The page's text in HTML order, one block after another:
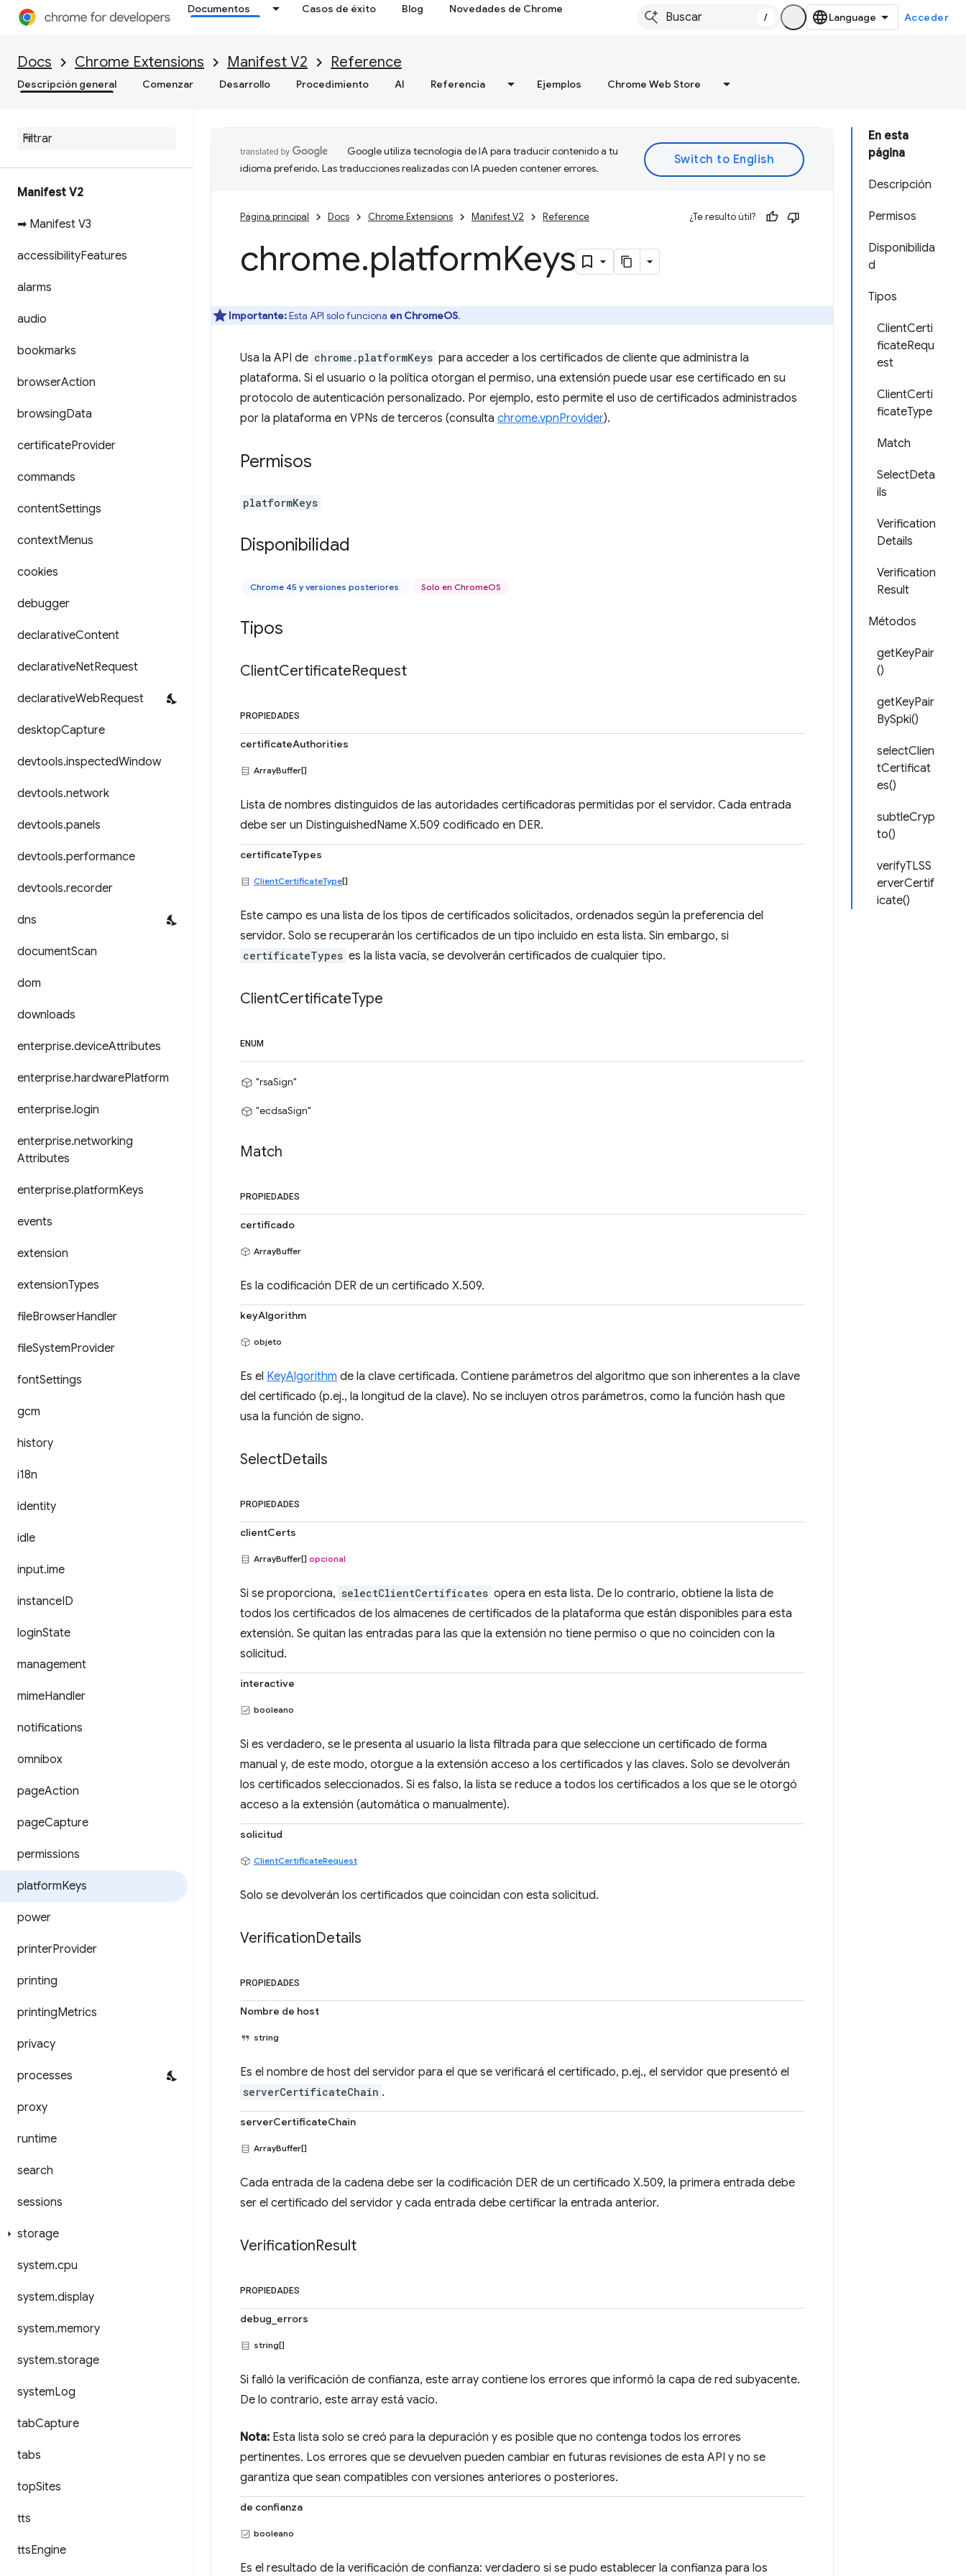
Documentos Casos de éxito Blog Novedades de Chrome
/ Acceder
Docs Chrome Extensions Manifest V2 Reference
Descripción general Comenzar Desarrollo Procedimiento AI Referencia Ejemplos Chrome Web Store
Manifest V2
➡ Manifest V3
accessibilityFeatures
alarms
audio
bookmarks
browserAction
browsingData
certificateProvider
commands
contentSettings
contextMenus
cookies
debugger
declarativeContent
declarativeNetRequest
declarativeWebRequest
desktopCapture
devtools.inspectedWindow
devtools.network
devtools.panels
devtools.performance
devtools.recorder
dns
documentScan
dom
downloads
enterprise.deviceAttributes
enterprise.hardwarePlatform
enterprise.login
enterprise.networking
Attributes
enterprise.platformKeys
events
extension
extensionTypes
fileBrowserHandler
fileSystemProvider
fontSettings
gcm
history
i18n
identity
idle
input.ime
instanceID
loginState
management
mimeHandler
notifications
omnibox
pageAction
pageCapture
permissions
platformKeys
power
printerProvider
printing
printingMetrics
privacy
processes
proxy
runtime
search
sessions
storage
system.cpu
system.display
system.memory
system.storage
systemLog
tabCapture
tabs
topSites
tts
ttsEngine
En esta
página
Descripción
Permisos
Disponibilida
d
Tipos
ClientCerti
ficateRequ
est
ClientCerti
ficateType
Match
SelectDeta
ils
Verification
Details
Verification
Result
Métodos
getKeyPair
()
getKeyPair
BySpki()
selectClien
tCertificat
es()
subtleCryp
to()
verifyTLSS
erverCertif
icate()
Google utiliza tecnología de IA para traducir contenido a tu
idioma preferido. Las traducciones realizadas con IA pueden contener errores.
Página principal Docs Chrome Extensions Manifest V2 Reference ¿Te resultó útil?
chrome.platformKeys
Importante:Esta API solo funciona en ChromeOS.
Usa la API de chrome.platformKeys para acceder a los certificados de cliente que administra la
plataforma. Si el usuario o la política otorgan el permiso, una extensión puede usar ese certificado en su
protocolo de autenticación personalizado. Por ejemplo, esto permite el uso de certificados administrados
por la plataforma en VPNs de terceros (consulta chrome.vpnProvider).
Permisos
platformKeys
Disponibilidad
Chrome 45 y versiones posteriores Solo en ChromeOS
Tipos
ClientCertificateRequest
PROPIEDADES
certificateAuthorities
ArrayBuffer[]
Lista de nombres distinguidos de las autoridades certificadoras permitidas por el servidor. Cada entrada
debe ser un DistinguishedName X.509 codificado en DER.
certificateTypes
ClientCertificateType[]
Este campo es una lista de los tipos de certificados solicitados, ordenados según la preferencia del
servidor. Solo se recuperarán los certificados de un tipo incluido en esta lista. Sin embargo, si
certificateTypes es la lista vacía, se devolverán certificados de cualquier tipo.
ClientCertificateType
ENUM
"rsaSign"
"ecdsaSign"
Match
PROPIEDADES
certificado
ArrayBuffer
Es la codificación DER de un certificado X.509.
keyAlgorithm
objeto
Es el KeyAlgorithm de la clave certificada. Contiene parámetros del algoritmo que son inherentes a la clave
del certificado (p.ej., la longitud de la clave). No se incluyen otros parámetros, como la función hash que
usa la función de signo.
SelectDetails
PROPIEDADES
clientCerts
ArrayBuffer[] opcional
Si se proporciona, selectClientCertificates opera en esta lista. De lo contrario, obtiene la lista de
todos los certificados de los almacenes de certificados de la plataforma que están disponibles para esta
extensión. Se quitan las entradas para las que la extensión no tiene permiso o que no coinciden con la
solicitud.
interactive
booleano
Si es verdadero, se le presenta al usuario la lista filtrada para que seleccione un certificado de forma
manual y, de este modo, otorgue a la extensión acceso a los certificados y las claves. Solo se devolverán
los certificados seleccionados. Si es falso, la lista se reduce a todos los certificados a los que se le otorgó
acceso a la extensión (automática o manualmente).
solicitud
ClientCertificateRequest
Solo se devolverán los certificados que coincidan con esta solicitud.
VerificationDetails
PROPIEDADES
Nombre de host
string
Es el nombre de host del servidor para el que se verificará el certificado, p.ej., el servidor que presentó el
serverCertificateChain .
serverCertificateChain
ArrayBuffer[]
Cada entrada de la cadena debe ser la codificación DER de un certificado X.509, la primera entrada debe
ser el certificado del servidor y cada entrada debe certificar la entrada anterior.
VerificationResult
PROPIEDADES
debug_errors
string[]
Si falló la verificación de confianza, este array contiene los errores que informó la capa de red subyacente.
De lo contrario, este array está vacío.
Nota: Esta lista solo se creó para la depuración y es posible que no contenga todos los errores
pertinentes. Los errores que se devuelven pueden cambiar en futuras revisiones de esta API y no se
garantiza que sean compatibles con versiones anteriores o posteriores.
de confianza
booleano
Es el resultado de la verificación de confianza: verdadero si se pudo establecer la confianza para los